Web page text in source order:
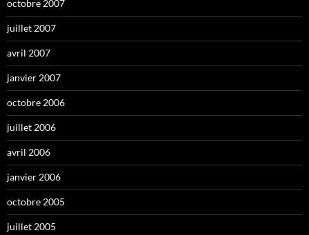
octobre 2007
juillet 2007
avril 2007
janvier 2007
octobre 2006
juillet 2006
avril 2006
janvier 2006
octobre 2005
juillet 2005